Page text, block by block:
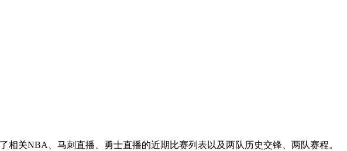
关NBA、马刺直播、勇士直播的近期比赛列表以及两队历史交锋、两队赛程。